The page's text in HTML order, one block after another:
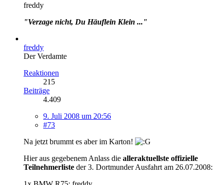
freddy
"Verzage nicht, Du Häuflein Klein ..."
freddy
Der Verdamte
Reaktionen
215
Beiträge
4.409
9. Juli 2008 um 20:56
#73
Na jetzt brummt es aber im Karton!
Hier aus gegebenem Anlass die alleraktuellste offizielle
Teilnehmerliste der 3. Dortmunder Ausfahrt am 26.07.2008: